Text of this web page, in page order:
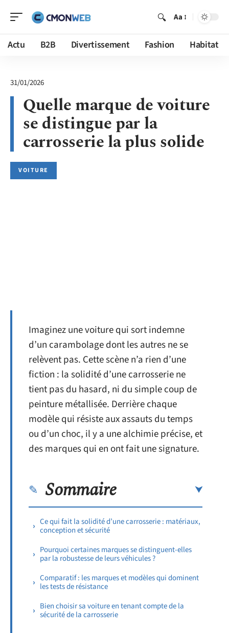
Aa
Actu B2B Divertissement Fashion Habitat
31/01/2026
Quelle marque de voiture
se distingue par la
carrosserie la plus solide
VOITURE
Imaginez une voiture qui sort indemne
d’un carambolage dont les autres ne se
relèvent pas. Cette scène n’a rien d’une
fiction : la solidité d’une carrosserie ne
tient pas du hasard, ni du simple coup de
peinture métallisée. Derrière chaque
modèle qui résiste aux assauts du temps
ou d’un choc, il y a une alchimie précise, et
des marques qui en ont fait une signature.
Sommaire
Ce qui fait la solidité d’une carrosserie : matériaux,
conception et sécurité
Pourquoi certaines marques se distinguent-elles
par la robustesse de leurs véhicules ?
Comparatif : les marques et modèles qui dominent
les tests de résistance
Bien choisir sa voiture en tenant compte de la
sécurité de la carrosserie